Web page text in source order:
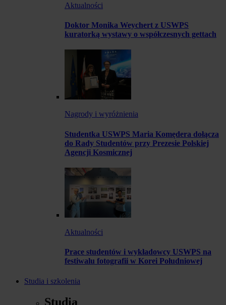
Aktualności
Doktor Monika Weychert z USWPS
kuratorką wystawy o współczesnych gettach
Nagrody i wyróżnienia
Studentka USWPS Maria Komędera dołącza
do Rady Studentów przy Prezesie Polskiej
Agencji Kosmicznej
Aktualności
Prace studentów i wykładowcy USWPS na
festiwalu fotografii w Korei Południowej
Studia i szkolenia
Studia